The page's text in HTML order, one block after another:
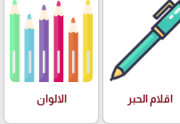
اقلام الحبر الالوان